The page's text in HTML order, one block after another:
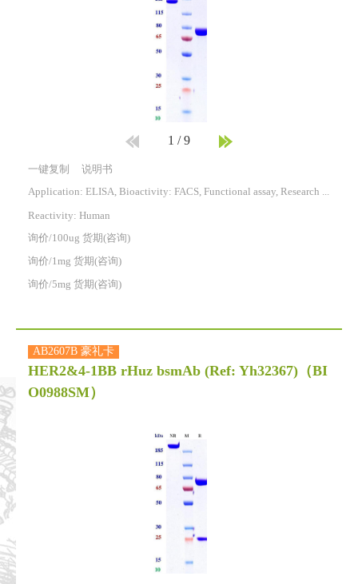
1 /9
一键复制
说明书
Application: ELISA, Bioactivity: FACS, Functional assay, Research in vivo
Reactivity: Human
询价/100ug 货期(咨询)
询价/1mg 货期(咨询)
询价/5mg 货期(咨询)
AB2607B 豪礼卡
HER2&4-1BB rHuz bsmAb (Ref: Yh32367) （BI
O0988SM）